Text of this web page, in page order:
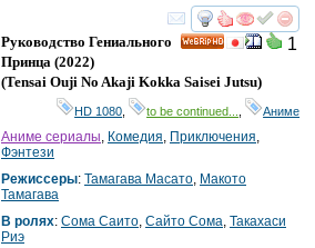
смотреть
1
Руководство Гениального
Принца (2022)
(Tensai Ouji No Akaji Kokka Saisei Jutsu)
HD 1080 to be continued... Аниме
Аниме сериалы Комедия Приключения
Фэнтези
Режиссеры: Тамагава Масато Макото
Тамагава
В ролях: Сома Саито Сайто Сома Такахаси
Риэ